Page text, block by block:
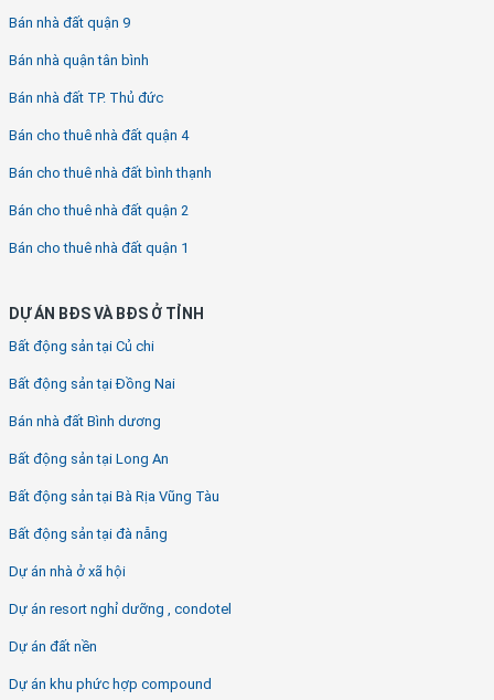
Bán nhà đất quận 9
Bán nhà quận tân bình
Bán nhà đất TP. Thủ đức
Bán cho thuê nhà đất quận 4
Bán cho thuê nhà đất bình thạnh
Bán cho thuê nhà đất quận 2
Bán cho thuê nhà đất quận 1
DỰ ÁN BĐS VÀ BĐS Ở TỈNH
Bất động sản tại Củ chi
Bất động sản tại Đồng Nai
Bán nhà đất Bình dương
Bất động sản tại Long An
Bất động sản tại Bà Rịa Vũng Tàu
Bất động sản tại đà nẵng
Dự án nhà ở xã hội
Dự án resort nghỉ dưỡng , condotel
Dự án đất nền
Dự án khu phức hợp compound